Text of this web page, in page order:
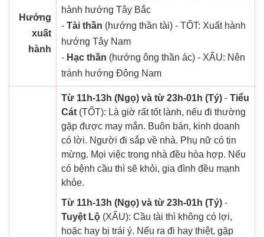
Hướng
xuất
hành
hành hướng Tây Bắc
- Tài thần (hướng thần tài) - TỐT: Xuất hành
hướng Tây Nam
- Hạc thần (hướng ông thần ác) - XẤU: Nên
tránh hướng Đông Nam
Từ 11h-13h (Ngọ) và từ 23h-01h (Tý) - Tiểu
Cát (TỐT): Là giờ rất tốt lành, nếu đi thường
gặp được may mắn. Buôn bán, kinh doanh
có lời. Người đi sắp về nhà. Phụ nữ có tin
mừng. Mọi việc trong nhà đều hòa hợp. Nếu
có bệnh cầu thì sẽ khỏi, gia đình đều mạnh
khỏe.
Từ 11h-13h (Ngọ) và từ 23h-01h (Tý) -
Tuyệt Lộ (XẤU): Cầu tài thì không có lợi,
hoặc hay bị trái ý. Nếu ra đi hay thiệt, gặp